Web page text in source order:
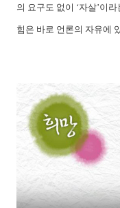
의 요구도 없이 ‘자살’이
힘은 바로 언론의 자유에